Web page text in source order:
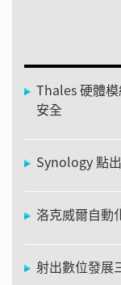
Thales 硬體
安全
Synology 點
洛克威爾自動
射出數位發